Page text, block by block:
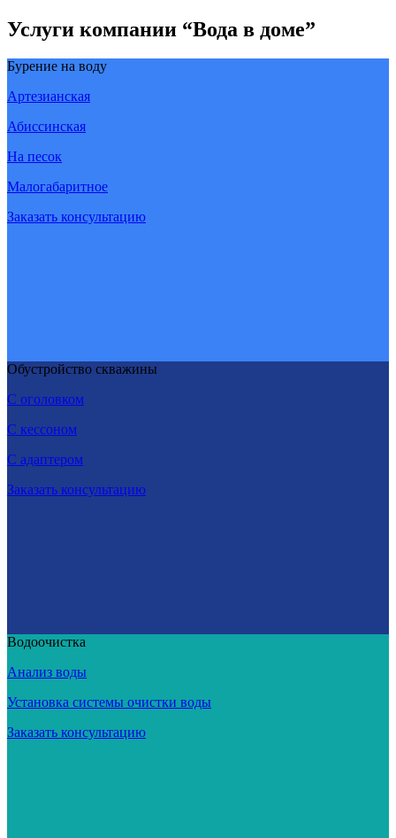
Услуги компании “Вода в доме”
Бурение на воду
Артезианская
Абиссинская
На песок
Малогабаритное
Заказать консультацию
Обустройство скважины
С оголовком
С кессоном
С адаптером
Заказать консультацию
Водоочистка
Анализ воды
Установка системы очистки воды
Заказать консультацию